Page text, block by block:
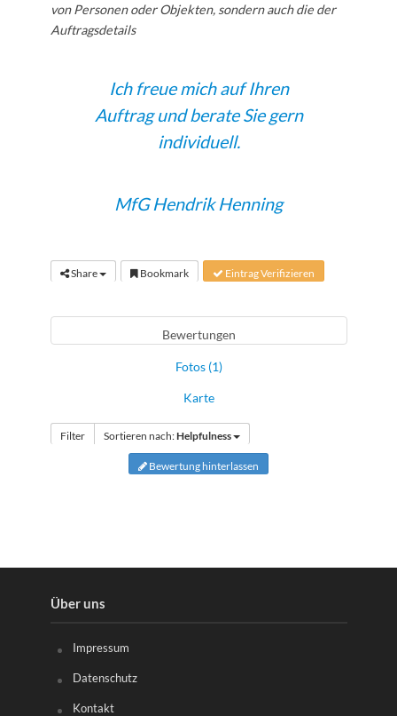
von Personen oder Objekten, sondern auch die der
Auftragsdetails
Ich freue mich auf Ihren
Auftrag und berate Sie gern
individuell.
MfG Hendrik Henning
Share Bookmark Eintrag Verifizieren
Bewertungen
Fotos (1)
Karte
Filter Sortieren nach:Helpfulness
Bewertung hinterlassen
Über uns
Impressum
Datenschutz
Kontakt